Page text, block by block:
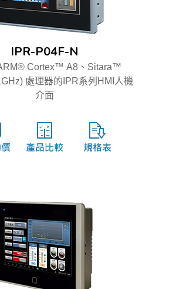
IPR-P04F-N
Cortex™ A8、Sitara™
處理器的IPR系列HMI人機
介面